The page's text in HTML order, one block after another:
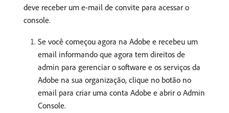
deve receber um e-mail de convite para acessar o
console.
Se você começou agora na Adobe e recebeu um
email informando que agora tem direitos de
admin para gerenciar o software e os serviços da
Adobe na sua organização, clique no botão no
email para criar uma conta Adobe e abrir o Admin
Console.